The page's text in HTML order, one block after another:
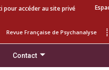
pour accéder au site privé
Revue Française de Psychanalyse
Contact